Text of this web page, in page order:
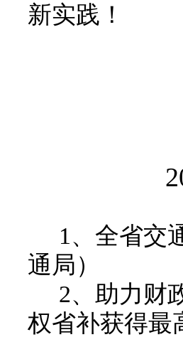
新实践！
1、 全省交
通局）
2、 助力财
权省补获得最